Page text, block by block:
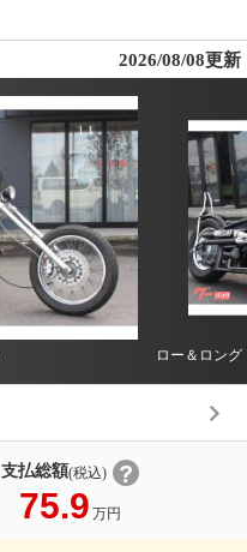
2026/08/08更新
ロー＆ロング
支払総額(税込)
75.9 万円